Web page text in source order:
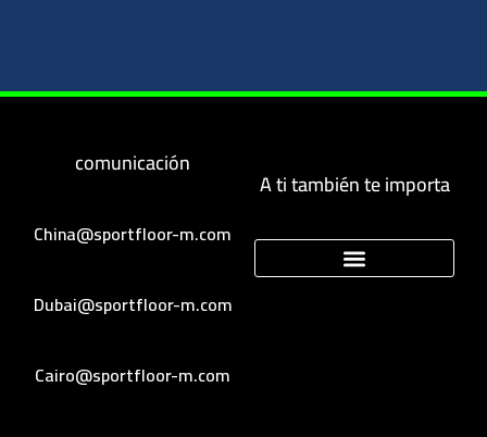
comunicación
China@sportfloor-m.com
Dubai@sportfloor-m.com
Cairo@sportfloor-m.com
A ti también te importa